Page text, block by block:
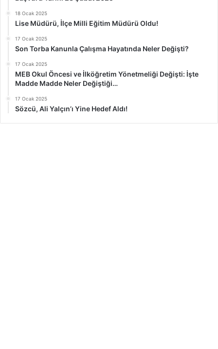
18 Ocak 2025
Lise Müdürü, İlçe Milli Eğitim Müdürü Oldu!
17 Ocak 2025
Son Torba Kanunla Çalışma Hayatında Neler Değişti?
17 Ocak 2025
MEB Okul Öncesi ve İlköğretim Yönetmeliği Değişti: İşte
Madde Madde Neler Değiştiği…
17 Ocak 2025
Sözcü, Ali Yalçın’ı Yine Hedef Aldı!